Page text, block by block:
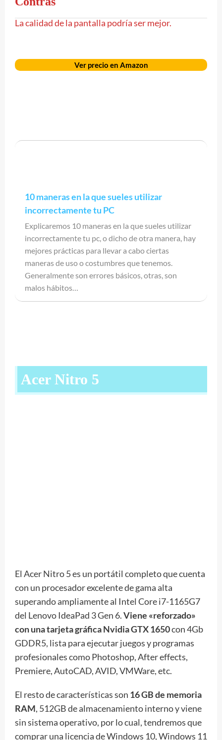
La calidad de la pantalla podría ser mejor.
Ver precio en Amazon
10 maneras en la que sueles utilizar
incorrectamente tu PC
Explicaremos 10 maneras en la que sueles utilizar
incorrectamente tu pc, o dicho de otra manera, hay
mejores prácticas para llevar a cabo ciertas
maneras de uso o costumbres que tenemos.
Generalmente son errores básicos, otras, son
malos hábitos…
Acer Nitro 5
El Acer Nitro 5 es un portátil completo que cuenta
con un procesador excelente de gama alta
superando ampliamente al Intel Core i7-1165G7
del Lenovo IdeaPad 3 Gen 6.Viene «reforzado»
con una tarjeta gráfica Nvidia GTX 1650con 4Gb
GDDR5, lista para ejecutar juegos y programas
profesionales como Photoshop, After effects,
Premiere, AutoCAD, AVID, VMWare, etc.
El resto de características son 16 GB de memoria
RAM, 512GB de almacenamiento interno y viene
sin sistema operativo, por lo cual, tendremos que
comprar una licencia de Windows 10, Windows 11